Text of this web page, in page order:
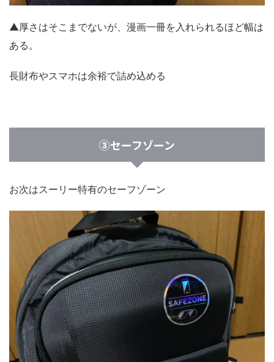
▲厚さはそこまでないが、漫画一冊を入れられるほど幅は
ある。
長財布やスマホは余裕で詰め込める
③セーフゾーン
お次はスーリー特有のセーフゾーン